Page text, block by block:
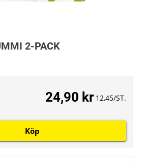
2-PACK
24,90 kr 12,45/ST.
Köp